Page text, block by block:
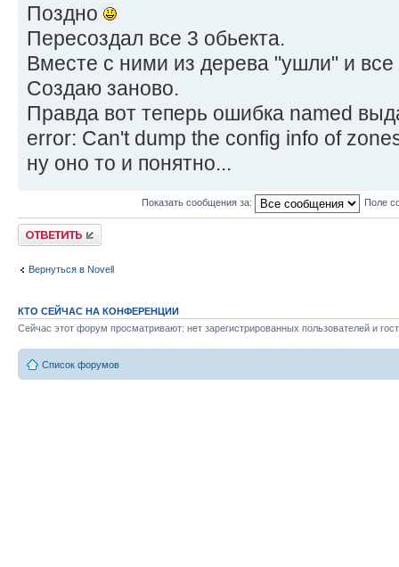
Поздно
Пересоздал все 3 обьекта.
Вместе с ними из дерева "ушли" и все
Создаю заново.
Правда вот теперь ошибка named
error: Can't dump the config info of
ну оно то и понятно...
Показать сообщения за: Поле
Ответить
Вернуться в Novell
КТО СЕЙЧАС НА КОНФЕРЕНЦИИ
Сейчас этот форум просматривают: нет зарегистрированных пользователей и
Список форумов